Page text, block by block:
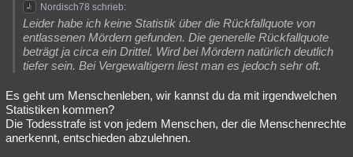
Nordisch78 schrieb:
Leider habe ich keine Statistik über die Rückfallquote von
entlassenen Mördern gefunden. Die generelle Rückfallquote
beträgt ja circa ein Drittel. Wird bei Mördern natürlich deutlich
tiefer sein. Bei Vergewaltigern liest man es jedoch sehr oft.
Es geht um Menschenleben, wir kannst du da mit irgendwelchen
Statistiken kommen?
Die Todesstrafe ist von jedem Menschen, der die Menschenrechte
anerkennt, entschieden abzulehnen.